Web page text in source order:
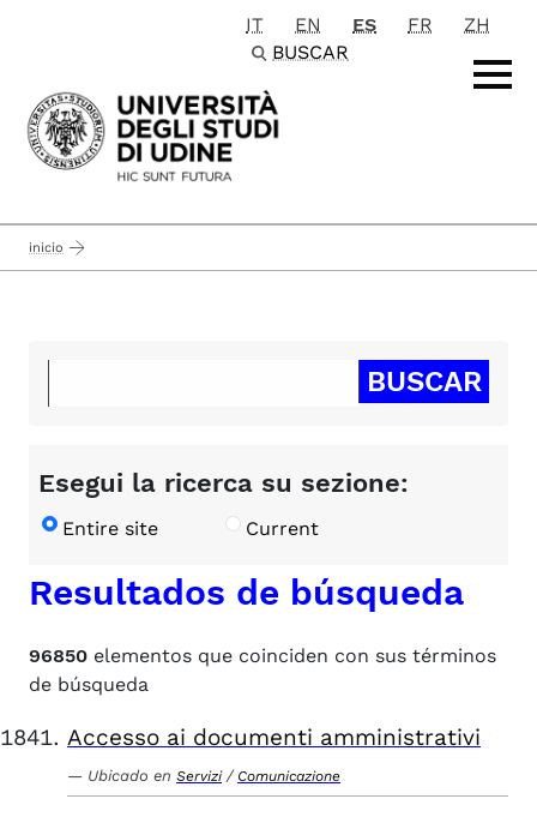
Passa al contenuto principale
IT EN ES FR
ZH
BUSCAR
inicio
Esegui la ricerca su sezione:
Entire site Current
Resultados de búsqueda
96850 elementos que coinciden con sus términos
de búsqueda
Accesso ai documenti amministrativi
Ubicado en Servizi / Comunicazione